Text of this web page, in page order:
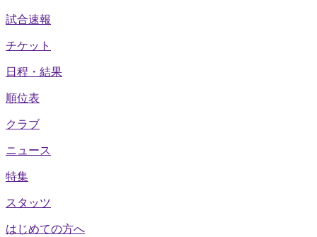
試合速報
チケット
日程・結果
順位表
クラブ
ニュース
特集
スタッツ
はじめての方へ